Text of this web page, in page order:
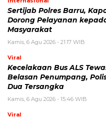
Sertijab Polres Barru,
Dorong Pelayanan
Masyarakat
Kamis, 6 Agu 2026 - 21:17 WIB
Viral
Kecelakaan Bus ALS
Belasan Penumpang,
Dua Tersangka
Kamis, 6 Agu 2026 - 15:46 WIB
Viral